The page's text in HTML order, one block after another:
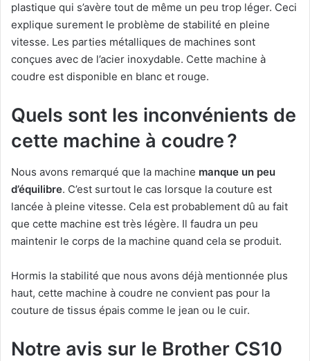
plastique qui s’avère tout de même un peu trop léger. Ceci
explique surement le problème de stabilité en pleine
vitesse. Les parties métalliques de machines sont
conçues avec de l’acier inoxydable. Cette machine à
coudre est disponible en blanc et rouge.
Quels sont les inconvénients de
cette machine à coudre ?
Nous avons remarqué que la machine manque un peu
d’équilibre. C’est surtout le cas lorsque la couture est
lancée à pleine vitesse. Cela est probablement dû au fait
que cette machine est très légère. Il faudra un peu
maintenir le corps de la machine quand cela se produit.
Hormis la stabilité que nous avons déjà mentionnée plus
haut, cette machine à coudre ne convient pas pour la
couture de tissus épais comme le jean ou le cuir.
Notre avis sur le Brother CS10